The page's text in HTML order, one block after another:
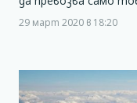
29 март 2020 в 18:20